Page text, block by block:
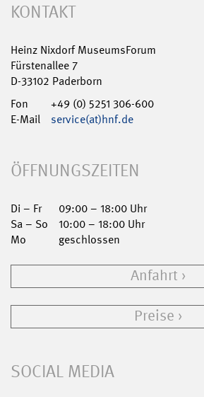
KONTAKT
Heinz Nixdorf MuseumsForum
Fürstenallee 7
D-33102 Paderborn
Fon
+49 (0) 5251 306-600
E-Mail
service(at)hnf.de
ÖFFNUNGSZEITEN
Di – Fr
09:00 – 18:00 Uhr
Sa – So
10:00 – 18:00 Uhr
Mo
geschlossen
Anfahrt
Preise
SOCIAL MEDIA